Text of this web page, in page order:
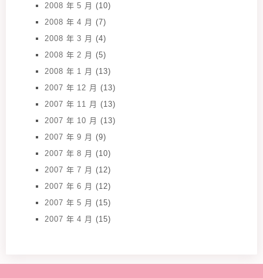
2008 年 5 月 (10)
2008 年 4 月 (7)
2008 年 3 月 (4)
2008 年 2 月 (5)
2008 年 1 月 (13)
2007 年 12 月 (13)
2007 年 11 月 (13)
2007 年 10 月 (13)
2007 年 9 月 (9)
2007 年 8 月 (10)
2007 年 7 月 (12)
2007 年 6 月 (12)
2007 年 5 月 (15)
2007 年 4 月 (15)